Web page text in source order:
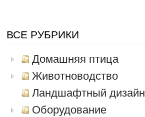
ВСЕ РУБРИКИ
Домашняя птица
Животноводство
Ландшафтный дизайн
Оборудование